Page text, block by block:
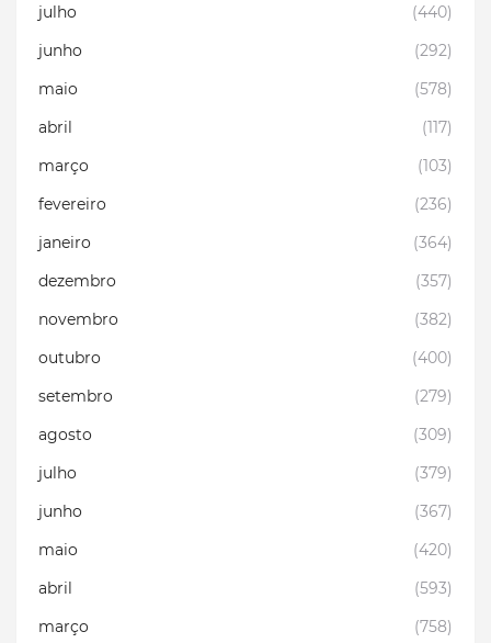
julho
(440)
junho
(292)
maio
(578)
abril
(117)
março
(103)
fevereiro
(236)
janeiro
(364)
dezembro
(357)
novembro
(382)
outubro
(400)
setembro
(279)
agosto
(309)
julho
(379)
junho
(367)
maio
(420)
abril
(593)
março
(758)